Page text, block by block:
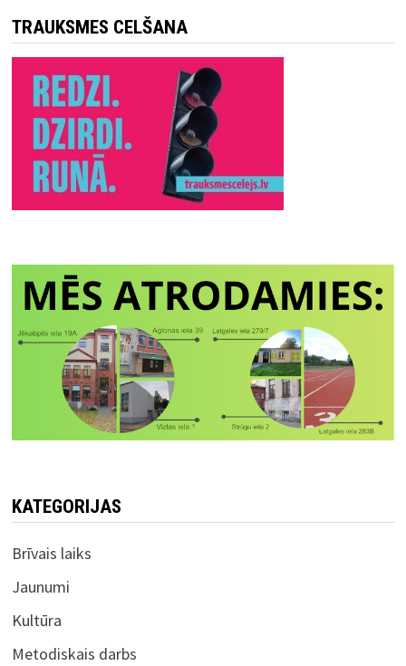
TRAUKSMES CELŠANA
KATEGORIJAS
Brīvais laiks
Jaunumi
Kultūra
Metodiskais darbs